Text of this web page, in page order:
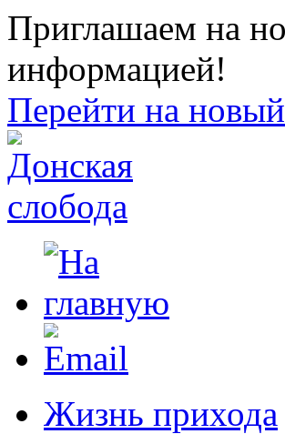
Приглашаем на
информацией!
Перейти на
Жизнь прихода